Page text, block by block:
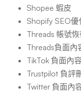
Shopee 蝦皮
Shopify SEO優
Threads 帳號恢
Threads負面內
TikTok 負面內
Trustpilot 負評
Twitter 負面內